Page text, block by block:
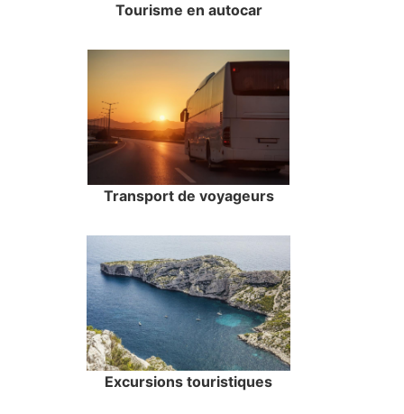
Tourisme en autocar
Transport de voyageurs
Excursions touristiques